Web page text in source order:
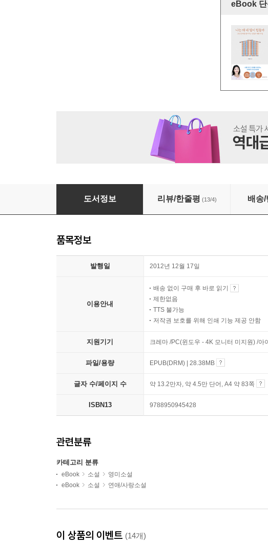
eBook 단
크로스파이어 유혹 1
도서정보 리뷰/한줄평 (13/4) 배송
품목정보
발행일 2012년 12월 17일
이용안내
배송 없이 구매 후 바로 읽기
제한없음
TTS 불가능
저작권 보호를 위해 인쇄 기능 제공 안함
지원기기 크레마 /PC(윈도우 - 4K 모니터 미지원) /
파일/용량 EPUB(DRM) | 28.38MB
글자 수/페이지 수 약 13.2만자, 약 4.5만 단어, A4 약 83쪽
ISBN13 9788950945428
관련분류
카테고리 분류
eBook 소설
영미소설
eBook
소설 연애/사랑소설
이 상품의 이벤트 (14개)